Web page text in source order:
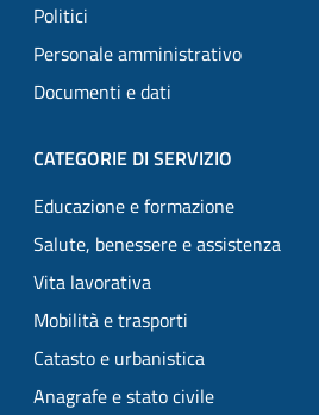
Politici
Personale amministrativo
Documenti e dati
CATEGORIE DI SERVIZIO
Educazione e formazione
Salute, benessere e assistenza
Vita lavorativa
Mobilità e trasporti
Catasto e urbanistica
Anagrafe e stato civile